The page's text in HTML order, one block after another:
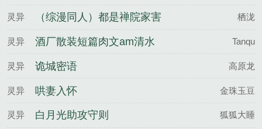
捞捞！
灵异
（综漫同人）都是禅院家害
了你
栖泷
灵异 酒厂散装短篇肉文am清水 Tanqu
灵异 诡城密语 高原龙
灵异 哄妻入怀 金珠玉豆
灵异 白月光助攻守则 狐狐大睡